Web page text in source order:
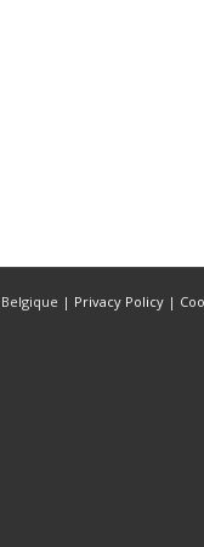
| Privacy Policy |